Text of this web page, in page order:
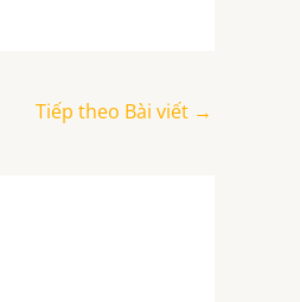
Tiếp theo Bài viết →